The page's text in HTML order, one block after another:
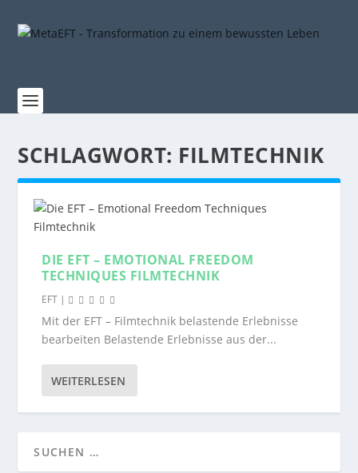
SCHLAGWORT: FILMTECHNIK
DIE EFT – EMOTIONAL FREEDOM
TECHNIQUES FILMTECHNIK
EFT |
Mit der EFT – Filmtechnik belastende Erlebnisse
bearbeiten Belastende Erlebnisse aus der...
WEITERLESEN